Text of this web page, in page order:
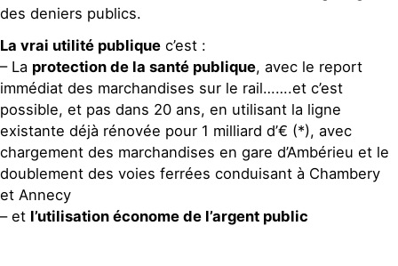
des deniers publics.
La vrai utilité publique c’est :
– La protection de la santé publique, avec le report
immédiat des marchandises sur le rail…….et c’est
possible, et pas dans 20 ans, en utilisant la ligne
existante déjà rénovée pour 1 milliard d’€ (*), avec
chargement des marchandises en gare d’Ambérieu et le
doublement des voies ferrées conduisant à Chambery
et Annecy
– et l’utilisation économe de l’argent public